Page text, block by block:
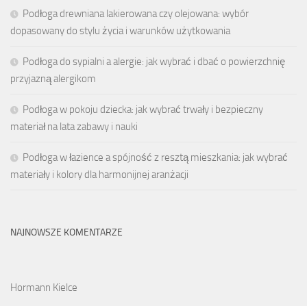
Podłoga drewniana lakierowana czy olejowana: wybór
dopasowany do stylu życia i warunków użytkowania
Podłoga do sypialni a alergie: jak wybrać i dbać o powierzchnię
przyjazną alergikom
Podłoga w pokoju dziecka: jak wybrać trwały i bezpieczny
materiał na lata zabawy i nauki
Podłoga w łazience a spójność z resztą mieszkania: jak wybrać
materiały i kolory dla harmonijnej aranżacji
NAJNOWSZE KOMENTARZE
Hormann Kielce